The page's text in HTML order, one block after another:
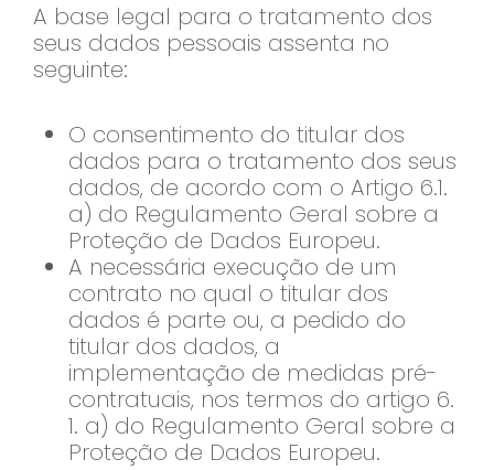
A base legal para o tratamento dos
seus dados pessoais assenta no
seguinte:
O consentimento do titular dos
dados para o tratamento dos seus
dados, de acordo com o Artigo 6.1.
a) do Regulamento Geral sobre a
Proteção de Dados Europeu.
A necessária execução de um
contrato no qual o titular dos
dados é parte ou, a pedido do
titular dos dados, a
implementação de medidas pré-
contratuais, nos termos do artigo 6.
1. a) do Regulamento Geral sobre a
Proteção de Dados Europeu.